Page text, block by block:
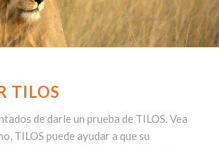
TILOS
de darle un prueba de TILOS. Vea
TILOS puede ayudar a que su